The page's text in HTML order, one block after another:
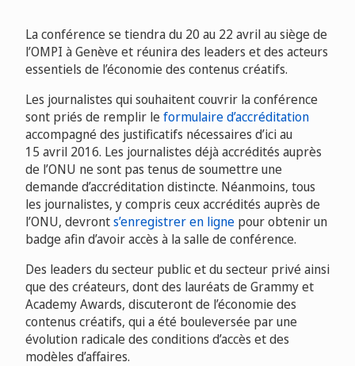
La conférence se tiendra du 20 au 22 avril au siège de
l’OMPI à Genève et réunira des leaders et des acteurs
essentiels de l’économie des contenus créatifs.
Les journalistes qui souhaitent couvrir la conférence
sont priés de remplir leformulaire d’accréditation
accompagné des justificatifs nécessaires d’ici au
15 avril 2016. Les journalistes déjà accrédités auprès
de l’ONU ne sont pas tenus de soumettre une
demande d’accréditation distincte. Néanmoins, tous
les journalistes, y compris ceux accrédités auprès de
l’ONU, devronts’enregistrer en ligne pour obtenir un
badge afin d’avoir accès à la salle de conférence.
Des leaders du secteur public et du secteur privé ainsi
que des créateurs, dont des lauréats de Grammy et
Academy Awards, discuteront de l’économie des
contenus créatifs, qui a été bouleversée par une
évolution radicale des conditions d’accès et des
modèles d’affaires.